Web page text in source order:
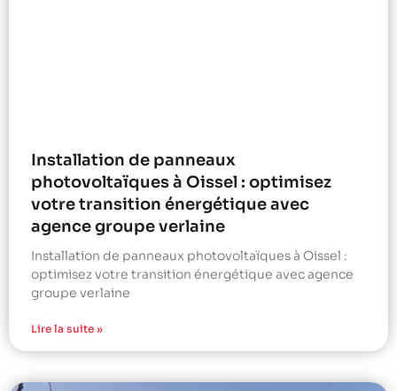
Installation de panneaux
photovoltaïques à Oissel : optimisez
votre transition énergétique avec
agence groupe verlaine
Installation de panneaux photovoltaïques à Oissel :
optimisez votre transition énergétique avec agence
groupe verlaine
Lire la suite »